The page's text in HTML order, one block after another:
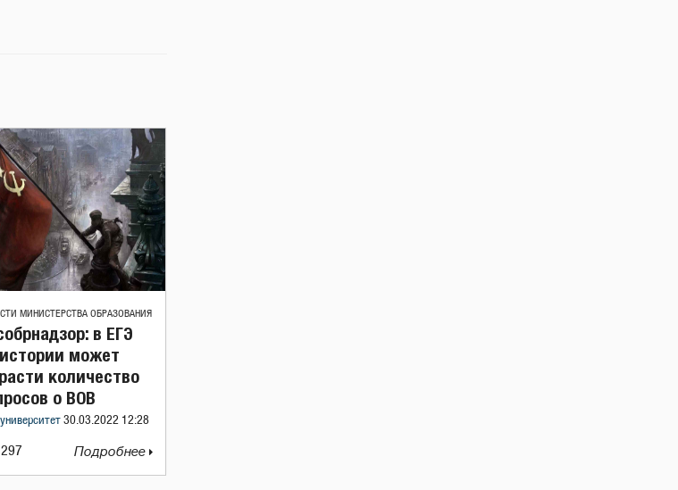
МИНИСТЕРСТВА ОБРАЗОВАНИЯ
в ЕГЭ
может
количество
о ВОВ
30.03.2022 12:28
Подробнее